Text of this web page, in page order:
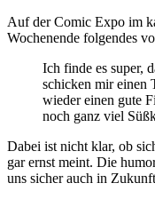
Auf der Comic Expo im
Wochenende folgendes
Ich finde es super,
schicken mir einen
wieder einen gute
noch ganz viel
Dabei ist nicht klar, ob
gar ernst meint. Die
uns sicher auch in